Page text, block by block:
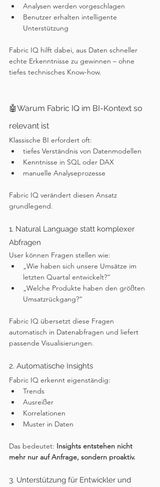
Analysen werden vorgeschlagen
Benutzer erhalten intelligente
Unterstützung
Fabric IQ hilft dabei, aus Daten schneller
echte Erkenntnisse zu gewinnen – ohne
tiefes technisches Know-how.
🤖Warum Fabric IQ im BI-Kontext so
relevant ist
Klassische BI erfordert oft:
tiefes Verständnis von Datenmodellen
Kenntnisse in SQL oder DAX
manuelle Analyseprozesse
Fabric IQ verändert diesen Ansatz
grundlegend.
1. Natural Language statt komplexer
Abfragen
User können Fragen stellen wie:
„Wie haben sich unsere Umsätze im
letzten Quartal entwickelt?“
„Welche Produkte haben den größten
Umsatzrückgang?“
Fabric IQ übersetzt diese Fragen
automatisch in Datenabfragen und liefert
passende Visualisierungen.
2. Automatische Insights
Fabric IQ erkennt eigenständig:
Trends
Ausreißer
Korrelationen
Muster in Daten
Das bedeutet: Insights entstehen nicht
mehr nur auf Anfrage, sondern proaktiv.
3. Unterstützung für Entwickler und